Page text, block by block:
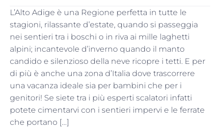
L’Alto Adige è una Regione perfetta in tutte le
stagioni, rilassante d’estate, quando si passeggia
nei sentieri tra i boschi o in riva ai mille laghetti
alpini; incantevole d’inverno quando il manto
candido e silenzioso della neve ricopre i tetti. E per
di più è anche una zona d’Italia dove trascorrere
una vacanza ideale sia per bambini che per i
genitori! Se siete tra i più esperti scalatori infatti
potete cimentarvi con i sentieri impervi e le ferrate
che portano […]